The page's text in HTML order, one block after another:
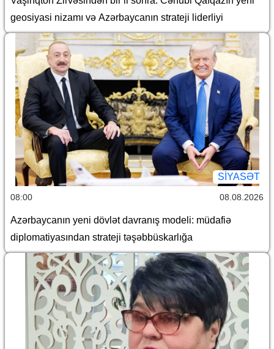
geosiyasi nizamı və Azərbaycanın strateji liderliyi
SİYASƏT
08:00 08.08.2026
Azərbaycanın yeni dövlət davranış modeli: müdafiə
diplomatiyasından strateji təşəbbüskarlığa